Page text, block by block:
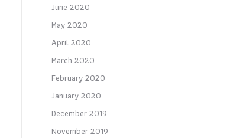
June 2020
May 2020
April 2020
March 2020
February 2020
January 2020
December 2019
November 2019